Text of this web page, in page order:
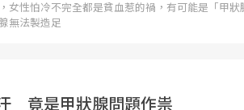
女性怕冷不完全都是貧血惹的禍，有可能是「甲狀
無法製造足
竟是甲狀腺問題作祟